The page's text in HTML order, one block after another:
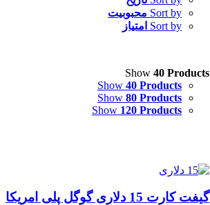
Sort by محبوبیت
Sort by امتیاز
Show 40 Products
Show 40 Products
Show 80 Products
Show 120 Products
گیفت کارت 15 دلاری گوگل پلی امریکا